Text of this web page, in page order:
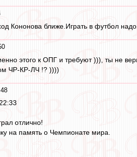
Кононова ближе.Играть в футбол
этого к ОПГ и требуют ))), ты не
ЧР-КР-ЛЧ !? ))))
отлично!
на память о Чемпионате мира.